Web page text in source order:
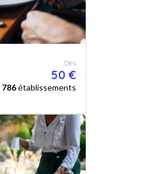
Dès
50 €
786établissements